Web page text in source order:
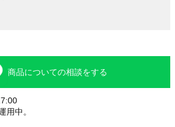
商品についての相談をする
用中。